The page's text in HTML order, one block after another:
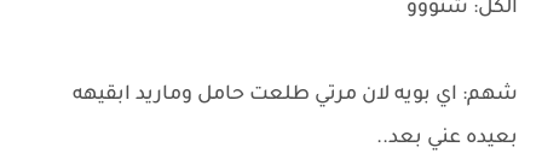
الكل: شنووو
شهم: اي بويه لان مرتي طلعت حامل وماريد ابقيهه
بعيده عني بعد..